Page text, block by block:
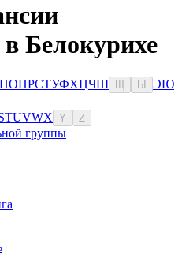
Белокурихе
НОПРСТУФХЦЧШ Ы ЭЮ
TUVWX Y Z
группы